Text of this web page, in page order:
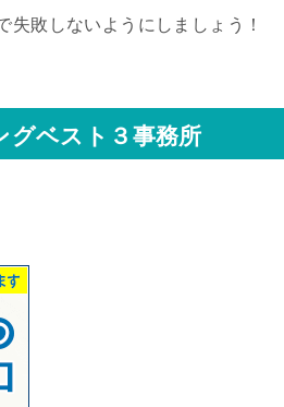
敗しないようにしましょう！
グベスト３事務所